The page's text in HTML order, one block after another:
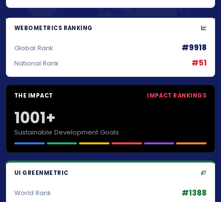
WEBOMETRICS RANKING
Global Rank #9918
National Rank #51
THE IMPACT IMPACT RANKINGS
1001+
Sustainable Development Goals
UI GREENMETRIC
World Rank #1388